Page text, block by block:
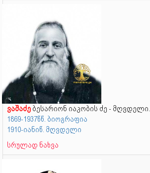
ვაშაძე ბესარიონ იაკობის ძე - მღვდელი.
1869-1937წწ. ბიოგრაფია
1910-იანიწ. მღვდელი
სრულად ნახვა